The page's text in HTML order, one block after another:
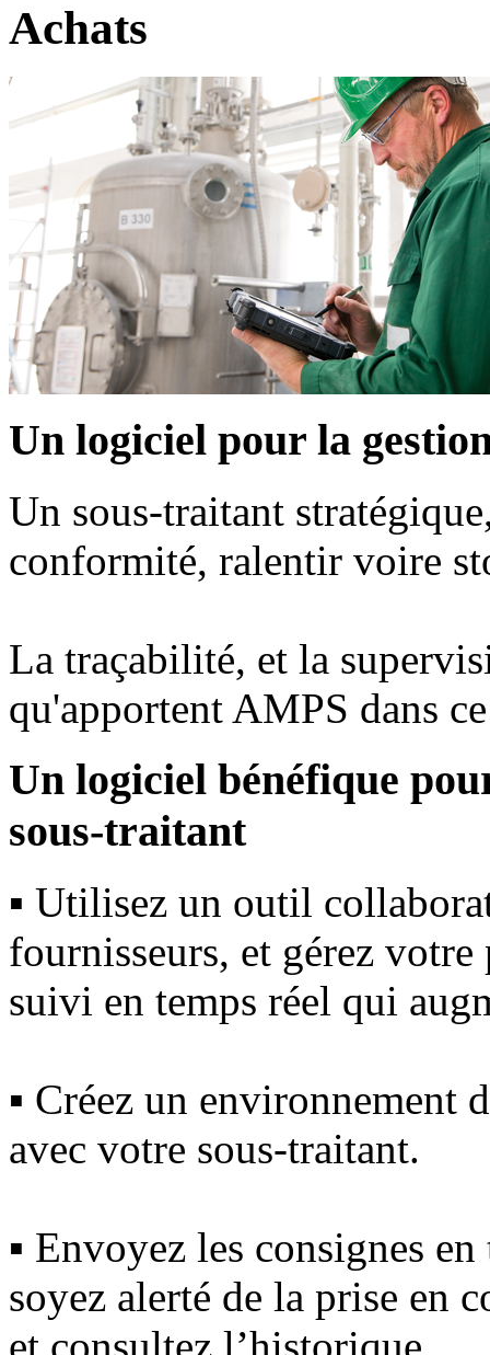
Achats
Un logiciel pour la
Un sous-traitant
conformité, ralentir voire
La traçabilité, et la
qu'apportent AMPS dans
Un logiciel bénéfique
sous-traitant
▪ Utilisez un outil
fournisseurs, et gérez
suivi en temps réel qui
▪ Créez un environnement
avec votre sous-traitant.
▪ Envoyez les consignes
soyez alerté de la prise en
et consultez l’historique.